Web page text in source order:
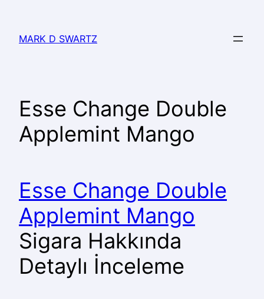
MARK D SWARTZ
Esse Change Double
Applemint Mango
Esse Change Double
Applemint Mango
Sigara Hakkında
Detaylı İnceleme